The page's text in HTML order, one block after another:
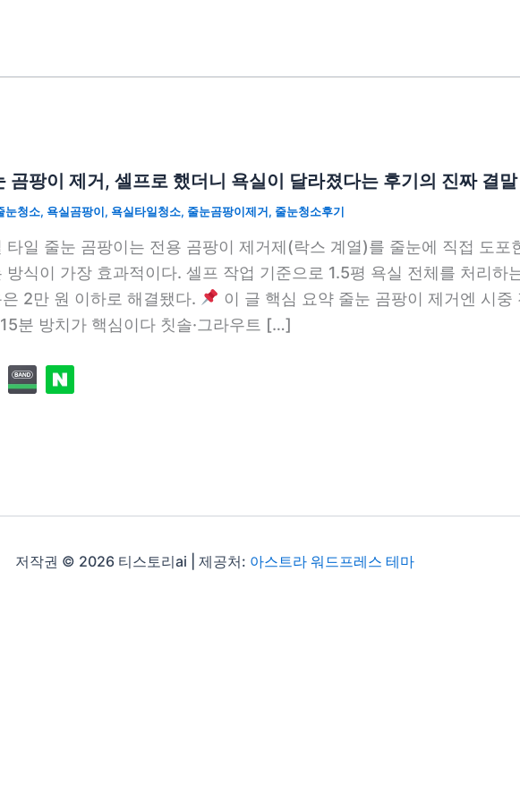
곰팡이 제거, 셀프로 했더니 욕실이 달라졌다는 후기의 진짜 결말
눈청소, 욕실곰팡이, 욕실타일청소, 줄눈곰팡이제거, 줄눈청소후기
타일 줄눈 곰팡이는 전용 곰팡이 제거제(락스 계열)를 줄눈에 직접 도
방식이 가장 효과적이다. 셀프 작업 기준으로 1.5평 욕실 전체를 처리하
2만 원 이하로 해결됐다.
이 글 핵심 요약 줄눈 곰팡이 제거엔 시
분 방치가 핵심이다 칫솔·그라우트 […]
저작권 © 2026 티스토리ai | 제공처: 아스트라 워드프레스 테마